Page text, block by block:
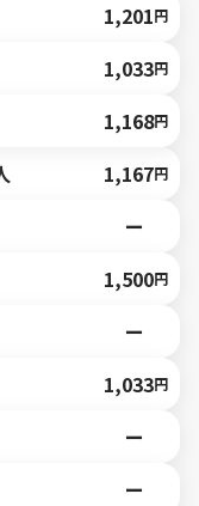
1,201円
1,033円
1,168円
1,167円
ー
1,500円
ー
1,033円
ー
ー